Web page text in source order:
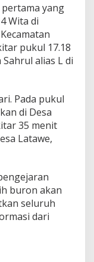
yang
Wita di
pukul 17.18
alias L di
Pada pukul
di Desa
35 menit
Latawe,
buron akan
seluruh
dari